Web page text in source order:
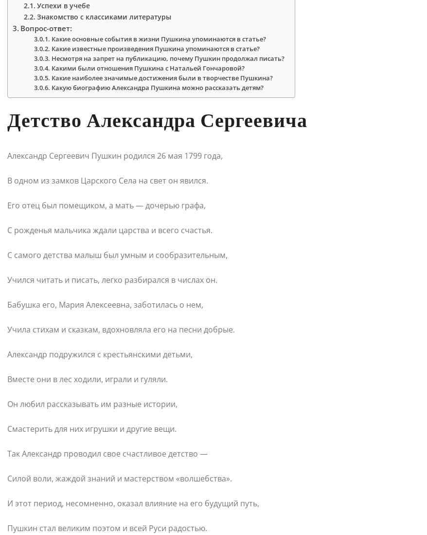
Успехи в учебе
Знакомство с классиками литературы
Вопрос-ответ:
Какие основные события в жизни Пушкина упоминаются в статье?
Какие известные произведения Пушкина упоминаются в статье?
Несмотря на запрет на публикацию, почему Пушкин продолжал писать?
Какими были отношения Пушкина с Натальей Гончаровой?
Какие наиболее значимые достижения были в творчестве Пушкина?
Какую биографию Александра Пушкина можно рассказать детям?
Детство Александра Сергеевича
Александр Сергеевич Пушкин родился 26 мая 1799 года,
В одном из замков Царского Села на свет он явился.
Его отец был помещиком, а мать — дочерью графа,
С рожденья мальчика ждали царства и всего счастья.
С самого детства малыш был умным и сообразительным,
Учился читать и писать, легко разбирался в числах он.
Бабушка его, Мария Алексеевна, заботилась о нем,
Учила стихам и сказкам, вдохновляла его на песни добрые.
Александр подружился с крестьянскими детьми,
Вместе они в лес ходили, играли и гуляли.
Он любил рассказывать им разные истории,
Смастерить для них игрушки и другие вещи.
Так Александр проводил свое счастливое детство —
Силой воли, жаждой знаний и мастерством «волшебства».
И этот период, несомненно, оказал влияние на его будущий путь,
Пушкин стал великим поэтом и всей Руси радостью.